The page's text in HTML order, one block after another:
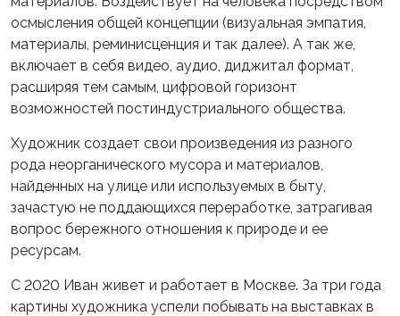
осмысления общей концепции (визуальная эмпатия,
материалы, реминисценция и так далее). А так же,
включает в себя видео, аудио, диджитал формат,
расширяя тем самым, цифровой горизонт
возможностей постиндустриального общества.
Художник создает свои произведения из разного
рода неорганического мусора и материалов,
найденных на улице или используемых в быту,
зачастую не поддающихся переработке, затрагивая
вопрос бережного отношения к природе и ее
ресурсам.
С 2020 Иван живет и работает в Москве. За три года
картины художника успели побывать на выставках в